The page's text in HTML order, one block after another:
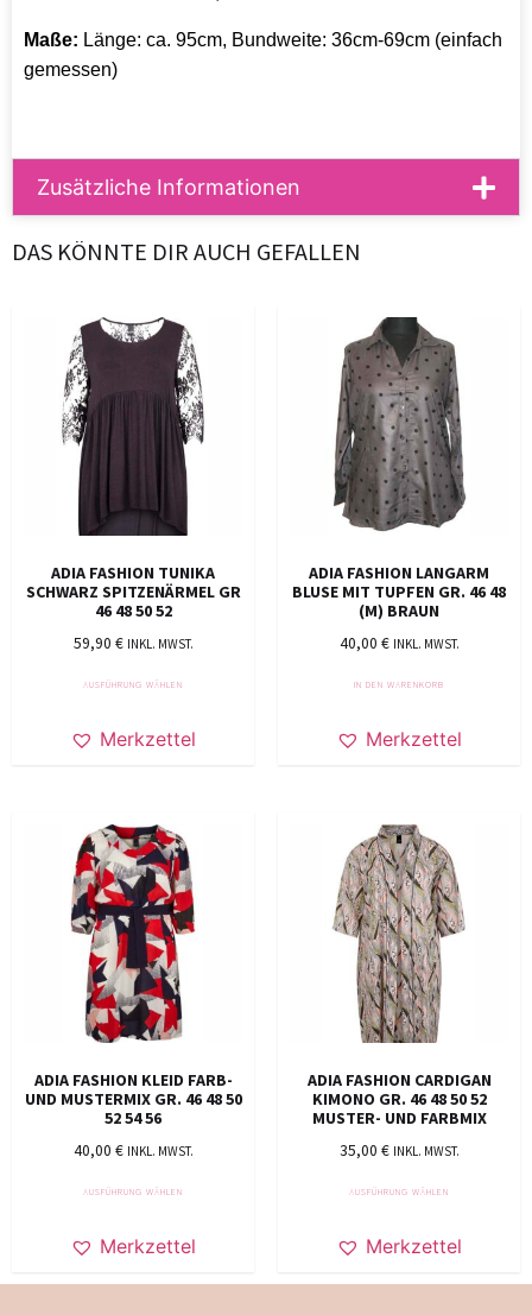
Maße: Länge: ca. 95cm, Bundweite: 36cm-69cm (einfach
gemessen)
Zusätzliche Informationen
DAS KÖNNTE DIR AUCH GEFALLEN
ADIA FASHION TUNIKA
SCHWARZ SPITZENÄRMEL GR
46 48 50 52
59,90 € INKL. MWST.
AUSFÜHRUNG WÄHLEN
Merkzettel
ADIA FASHION LANGARM
BLUSE MIT TUPFEN GR. 46 48
(M) BRAUN
40,00 € INKL. MWST.
IN DEN WARENKORB
Merkzettel
ADIA FASHION KLEID FARB-
UND MUSTERMIX GR. 46 48 50
52 54 56
40,00 € INKL. MWST.
AUSFÜHRUNG WÄHLEN
Merkzettel
ADIA FASHION CARDIGAN
KIMONO GR. 46 48 50 52
MUSTER- UND FARBMIX
35,00 € INKL. MWST.
AUSFÜHRUNG WÄHLEN
Merkzettel